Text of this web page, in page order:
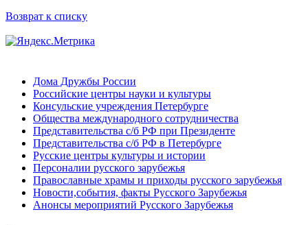
Возврат к списку
Дома Дружбы России
Российские центры науки и культуры
Консульские учреждения Петербурге
Общества международного сотрудничества
Представительства с/б РФ при Президенте
Представительства с/б РФ в Петербурге
Русские центры культуры и истории
Персоналии русского зарубежья
Православные храмы и приходы русского зарубежья
Новости,события, факты Русского Зарубежья
Анонсы мероприятий Русского Зарубежья